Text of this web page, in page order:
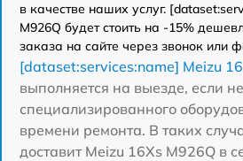
в качестве наших услуг.
M926Q будет стоить на -15%
заказа на сайте через звонок или
[dataset:services:name] Meizu
выполняется на выезде, если
специализированного
времени ремонта. В таких
доставит Meizu 16Xs M926Q в